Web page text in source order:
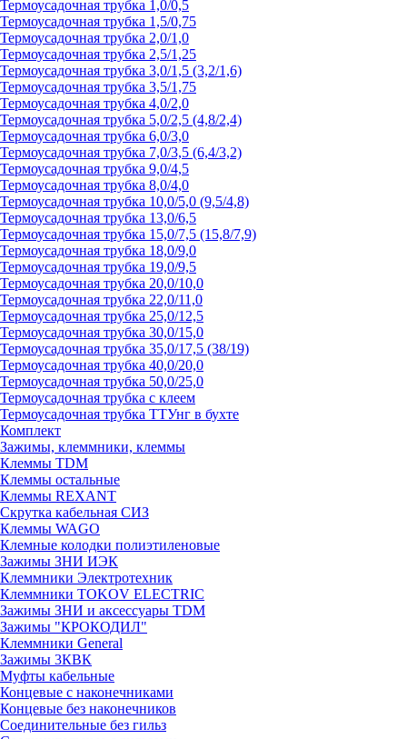
Термоусадочная трубка 1,0/0,5
Термоусадочная трубка 1,5/0,75
Термоусадочная трубка 2,0/1,0
Термоусадочная трубка 2,5/1,25
Термоусадочная трубка 3,0/1,5 (3,2/1,6)
Термоусадочная трубка 3,5/1,75
Термоусадочная трубка 4,0/2,0
Термоусадочная трубка 5,0/2,5 (4,8/2,4)
Термоусадочная трубка 6,0/3,0
Термоусадочная трубка 7,0/3,5 (6,4/3,2)
Термоусадочная трубка 9,0/4,5
Термоусадочная трубка 8,0/4,0
Термоусадочная трубка 10,0/5,0 (9,5/4,8)
Термоусадочная трубка 13,0/6,5
Термоусадочная трубка 15,0/7,5 (15,8/7,9)
Термоусадочная трубка 18,0/9,0
Термоусадочная трубка 19,0/9,5
Термоусадочная трубка 20,0/10,0
Термоусадочная трубка 22,0/11,0
Термоусадочная трубка 25,0/12,5
Термоусадочная трубка 30,0/15,0
Термоусадочная трубка 35,0/17,5 (38/19)
Термоусадочная трубка 40,0/20,0
Термоусадочная трубка 50,0/25,0
Термоусадочная трубка с клеем
Термоусадочная трубка ТТУнг в бухте
Комплект
Зажимы, клеммники, клеммы
Клеммы TDM
Клеммы остальные
Клеммы REXANT
Скрутка кабельная СИЗ
Клеммы WAGO
Клемные колодки полиэтиленовые
Зажимы ЗНИ ИЭК
Клеммники Электротехник
Клеммники TOKOV ELECTRIC
Зажимы ЗНИ и аксессуары TDM
Зажимы "КРОКОДИЛ"
Клеммники General
Зажимы 3КВК
Муфты кабельные
Концевые с наконечниками
Концевые без наконечников
Соединительные без гильз